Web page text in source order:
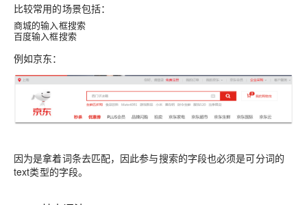
比较常用的场景包括：
商城的输入框搜索
百度输入框搜索
例如京东：
因为是拿着词条去匹配，因此参与搜索的字段也必须是可分词的
text类型的字段。